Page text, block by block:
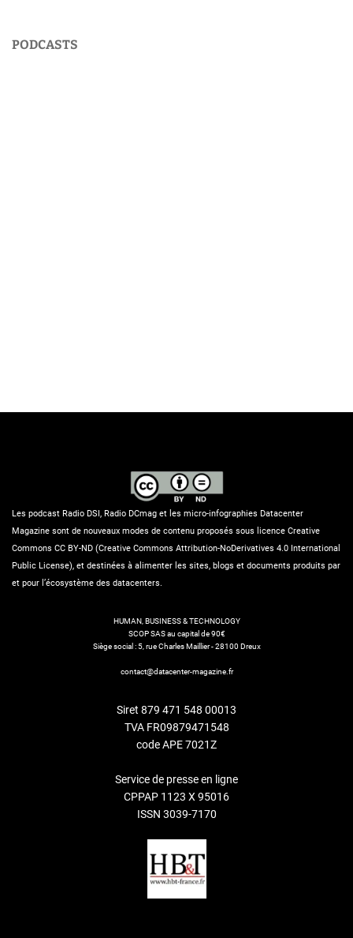
PODCASTS
Les podcast Radio DSI, Radio DCmag et les micro-infographies Datacenter
Magazine sont de nouveaux modes de contenu proposés sous licence Creative
Commons CC BY-ND (Creative Commons Attribution-NoDerivatives 4.0 International
Public License), et destinées à alimenter les sites, blogs et documents produits par
et pour l’écosystème des datacenters.
HUMAN, BUSINESS & TECHNOLOGY
SCOP SAS au capital de 90€
Siège social : 5, rue Charles Maillier - 28100 Dreux
contact@datacenter-magazine.fr
Siret 879 471 548 00013
TVA FR09879471548
code APE 7021Z
Service de presse en ligne
CPPAP 1123 X 95016
ISSN 3039-7170